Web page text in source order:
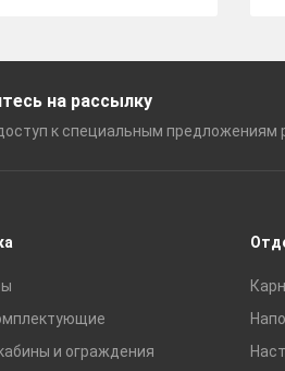
на рассылку
к специальным предложениям
и ограждения